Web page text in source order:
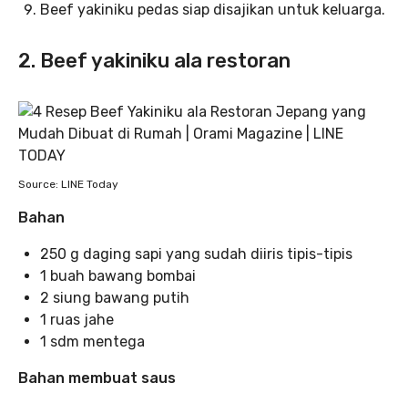
Beef yakiniku pedas siap disajikan untuk keluarga.
2. Beef yakiniku ala restoran
Source: LINE Today
Bahan
250 g daging sapi yang sudah diiris tipis-tipis
1 buah bawang bombai
2 siung bawang putih
1 ruas jahe
1 sdm mentega
Bahan membuat saus